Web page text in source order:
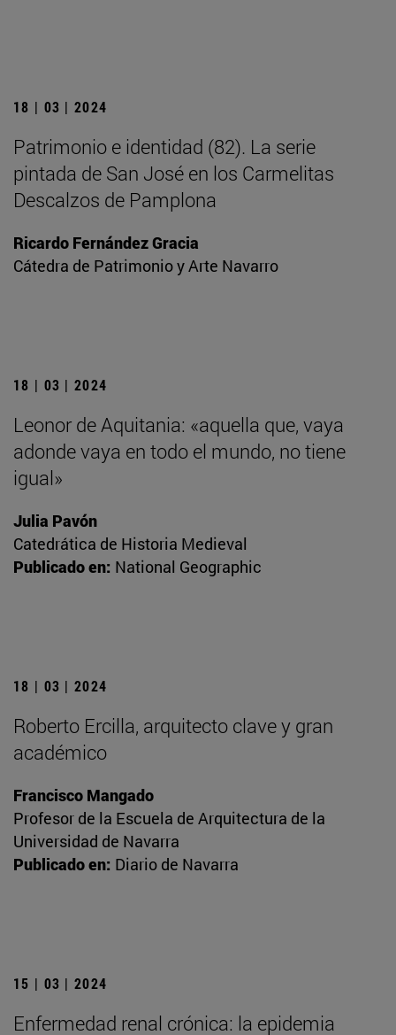
18 | 03 | 2024
Patrimonio e identidad (82). La serie
pintada de San José en los Carmelitas
Descalzos de Pamplona
Ricardo Fernández Gracia
Cátedra de Patrimonio y Arte Navarro
18 | 03 | 2024
Leonor de Aquitania: «aquella que, vaya
adonde vaya en todo el mundo, no tiene
igual»
Julia Pavón
Catedrática de Historia Medieval
Publicado en: National Geographic
18 | 03 | 2024
Roberto Ercilla, arquitecto clave y gran
académico
Francisco Mangado
Profesor de la Escuela de Arquitectura de la
Universidad de Navarra
Publicado en: Diario de Navarra
15 | 03 | 2024
Enfermedad renal crónica: la epidemia